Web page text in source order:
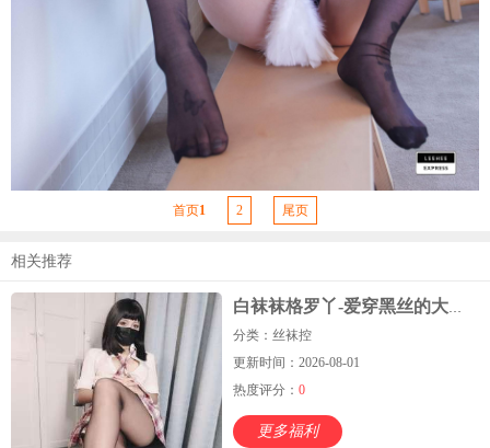
首页1 2 尾页
相关推荐
白袜袜格罗丫-爱穿黑丝的大姐姐
分类：丝袜控
更新时间：2026-08-01
热度评分：0
更多福利